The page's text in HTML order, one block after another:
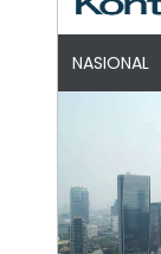
NASIONAL